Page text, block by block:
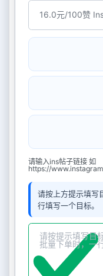
请输入ins帖子链接 如
https://
请按上方提示填写
行填写一个目标。